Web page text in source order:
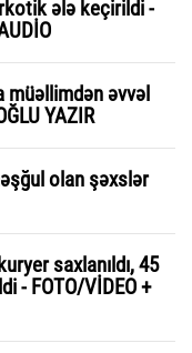
ələ keçirildi -
müəllimdən əvvəl
YAZIR
olan şəxslər
saxlanıldı, 45
- FOTO/VİDEO +